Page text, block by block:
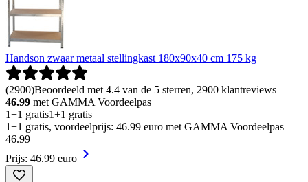
Handson zwaar metaal stellingkast 180x90x40 cm 175 kg
(2900)Beoordeeld met 4.4 van de 5 sterren, 2900 klantreviews
46.99 met GAMMA Voordeelpas
1+1 gratis1+1 gratis
1+1 gratis, voordeelprijs: 46.99 euro met GAMMA Voordeelpas
46.99
Prijs: 46.99 euro